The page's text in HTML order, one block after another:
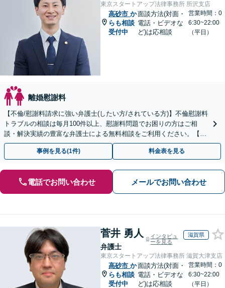
東京スタートアップ法律事務所 所沢支店
高砂市 か
らも相談
受付中
面談方法(対面・
電話・ビデオな
ど)は応相談
営業時間：0
6:30~22:00
（平日）
離婚慰謝料
【不倫/慰謝料請求に強い弁護士(したい方/されている方)】不倫慰謝料
トラブルの相談は毎月100件以上、慰謝料問題でお困りの方はご相
談・解決実績の豊富な弁護士による無料相談をご利用ください。【不
倫相談は初回0円】【全国対応】
事例を見る(1件) 料金表を見る
電話でお問い合わせ メールでお問い合わせ
菅井 勇人
弁護士
インタビュ
ーを見る
滋賀県
東京スタートアップ法律事務所 滋賀大津支店
高砂市 か
らも相談
受付中
面談方法(対面・
電話・ビデオな
ど)は応相談
営業時間：0
6:30~22:00
（平日）